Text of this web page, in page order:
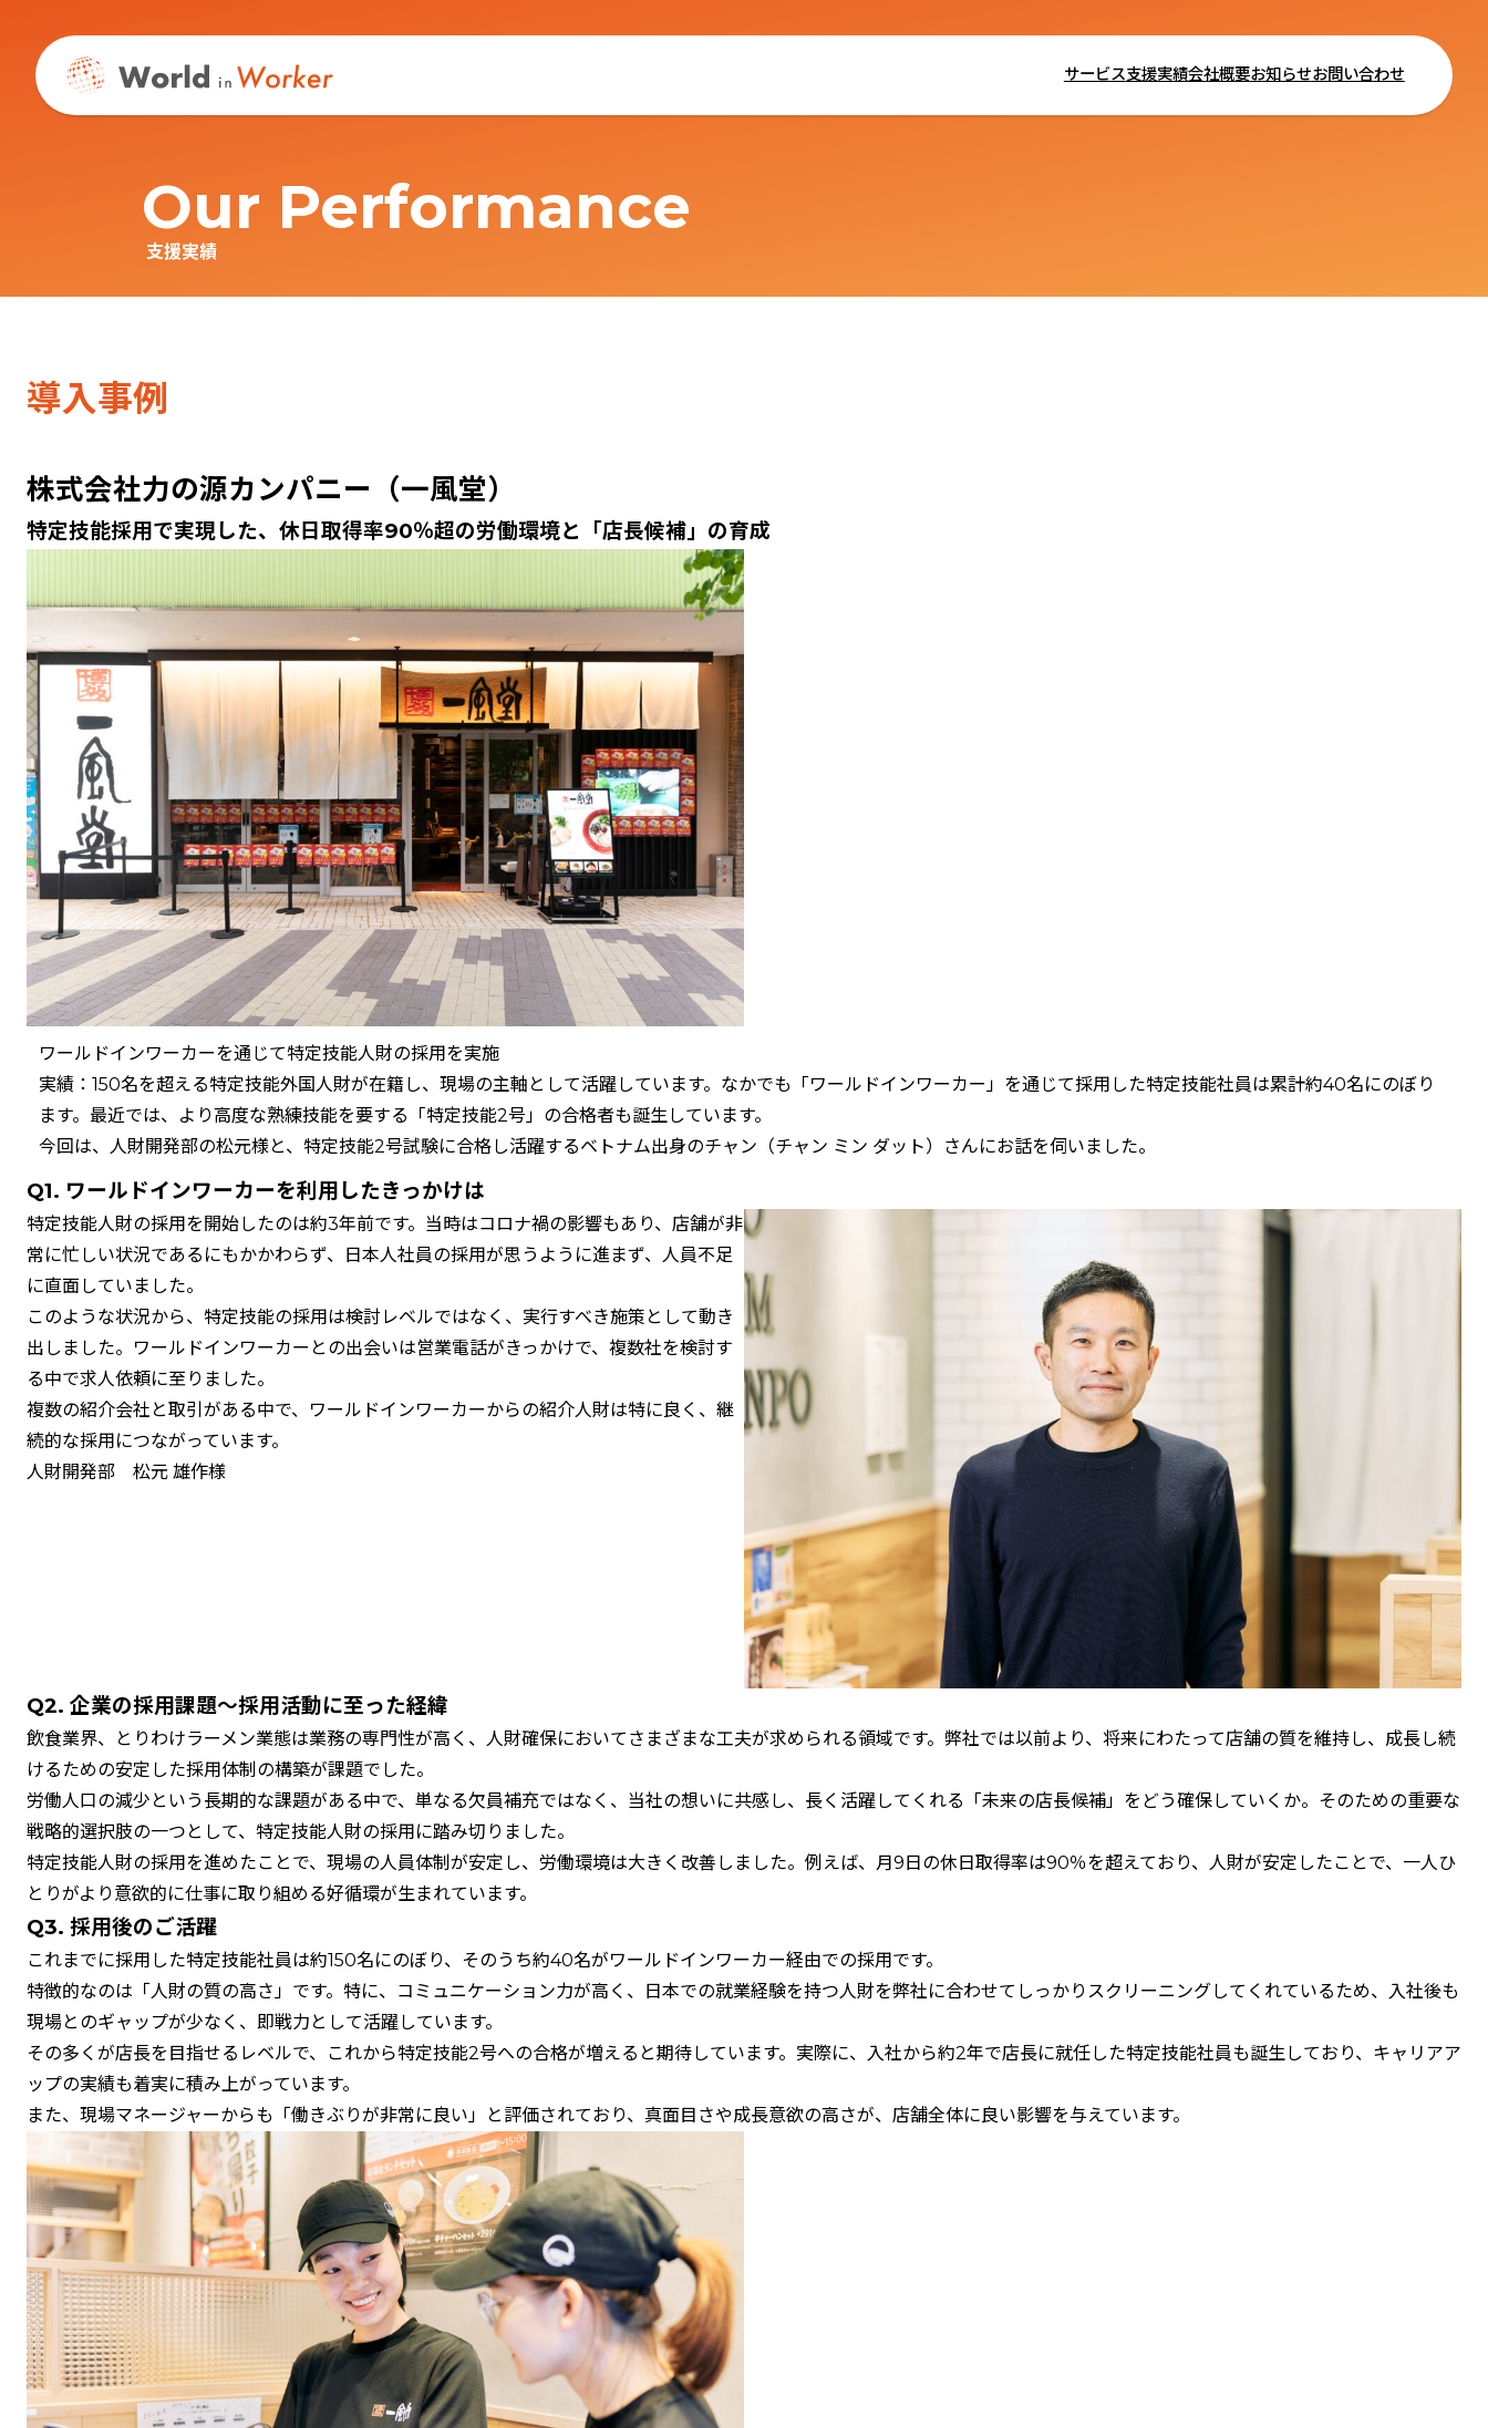
サービス支援実績会社概要お知らせお問い合わせ
Our Performance
支援実績
導入事例
株式会社力の源カンパニー（一風堂）
特定技能採用で実現した、休日取得率90％超の労働環境と「店長候補」の育成
ワールドインワーカーを通じて特定技能人財の採用を実施
実績：150名を超える特定技能外国人財が在籍し、現場の主軸として活躍しています。なかでも「ワールドインワーカー」を通じて採用した特定技能社員は累計約40名にのぼり
ます。最近では、より高度な熟練技能を要する「特定技能2号」の合格者も誕生しています。
今回は、人財開発部の松元様と、特定技能2号試験に合格し活躍するベトナム出身のチャン（チャン ミン ダット）さんにお話を伺いました。
Q1. ワールドインワーカーを利用したきっかけは
特定技能人財の採用を開始したのは約3年前です。当時はコロナ禍の影響もあり、店舗が非
常に忙しい状況であるにもかかわらず、日本人社員の採用が思うように進まず、人員不足
に直面していました。
このような状況から、特定技能の採用は検討レベルではなく、実行すべき施策として動き
出しました。ワールドインワーカーとの出会いは営業電話がきっかけで、複数社を検討す
る中で求人依頼に至りました。
複数の紹介会社と取引がある中で、ワールドインワーカーからの紹介人財は特に良く、継
続的な採用につながっています。
人財開発部 松元 雄作様
Q2. 企業の採用課題～採用活動に至った経緯
飲食業界、とりわけラーメン業態は業務の専門性が高く、人財確保においてさまざまな工夫が求められる領域です。弊社では以前より、将来にわたって店舗の質を維持し、成長し続
けるための安定した採用体制の構築が課題でした。
労働人口の減少という長期的な課題がある中で、単なる欠員補充ではなく、当社の想いに共感し、長く活躍してくれる「未来の店長候補」をどう確保していくか。そのための重要な
戦略的選択肢の一つとして、特定技能人財の採用に踏み切りました。
特定技能人財の採用を進めたことで、現場の人員体制が安定し、労働環境は大きく改善しました。例えば、月9日の休日取得率は90％を超えており、人財が安定したことで、一人ひ
とりがより意欲的に仕事に取り組める好循環が生まれています。
Q3. 採用後のご活躍
これまでに採用した特定技能社員は約150名にのぼり、そのうち約40名がワールドインワーカー経由での採用です。
特徴的なのは「人財の質の高さ」です。特に、コミュニケーション力が高く、日本での就業経験を持つ人財を弊社に合わせてしっかりスクリーニングしてくれているため、入社後も
現場とのギャップが少なく、即戦力として活躍しています。
その多くが店長を目指せるレベルで、これから特定技能2号への合格が増えると期待しています。実際に、入社から約2年で店長に就任した特定技能社員も誕生しており、キャリアア
ップの実績も着実に積み上がっています。
また、現場マネージャーからも「働きぶりが非常に良い」と評価されており、真面目さや成長意欲の高さが、店舗全体に良い影響を与えています。